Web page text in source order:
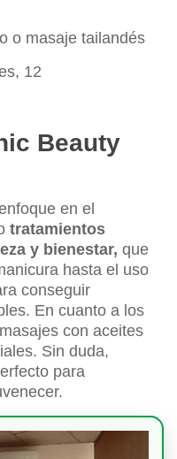
o masaje tailandés
12
Beauty
en el
tratamientos
y bienestar, que
hasta el uso
conseguir
En cuanto a los
con aceites
Sin duda,
para